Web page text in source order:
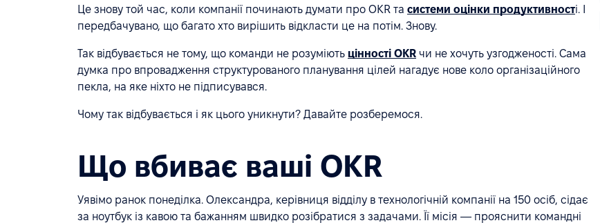
Це знову той час, коли компанії починають думати про OKR та системи оцінки продуктивності. І
передбачувано, що багато хто вирішить відкласти це на потім. Знову.
Так відбувається не тому, що команди не розуміють цінності OKR чи не хочуть узгодженості. Сама
думка про впровадження структурованого планування цілей нагадує нове коло організаційного
пекла, на яке ніхто не підписувався.
Чому так відбувається і як цього уникнути? Давайте розберемося.
Що вбиває ваші OKR
Уявімо ранок понеділка. Олександра, керівниця відділу в технологічній компанії на 150 осіб, сідає
за ноутбук із кавою та бажанням швидко розібратися з задачами. Її місія — прояснити командні